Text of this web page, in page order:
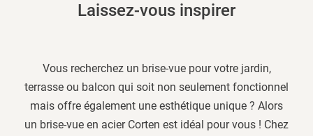
Laissez-vous inspirer
Vous recherchez un brise-vue pour votre jardin,
terrasse ou balcon qui soit non seulement fonctionnel
mais offre également une esthétique unique ? Alors
un brise-vue en acier Corten est idéal pour vous ! Chez